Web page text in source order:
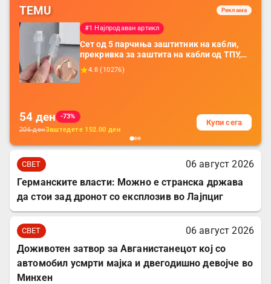
TEMU Реклама
#1 Најпродаван артикл
Сет од 5 парчиња заштитник на кабли,
прекривка за заштита на кабли од ТПУ,
додатоци за заштита на кабли, без
батерија, за мобилни телефони, комплет
4.8 (10276)
54 ден
-73%
206денЗаштедете 152.00 ден
Купи сега
СВЕТ
06 август 2026
Германските власти: Можно е странска држава
да стои зад дронот со експлозив во Лајпциг
СВЕТ
06 август 2026
Доживотен затвор за Авганистанецот кој со
автомобил усмрти мајка и двегодишно девојче во
Минхен